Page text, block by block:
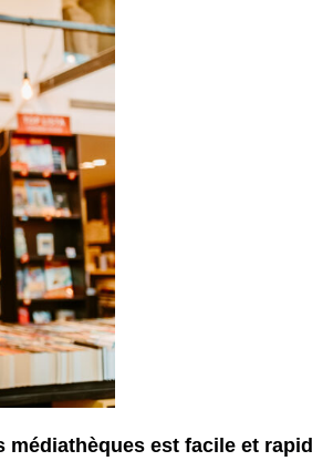
est facile et